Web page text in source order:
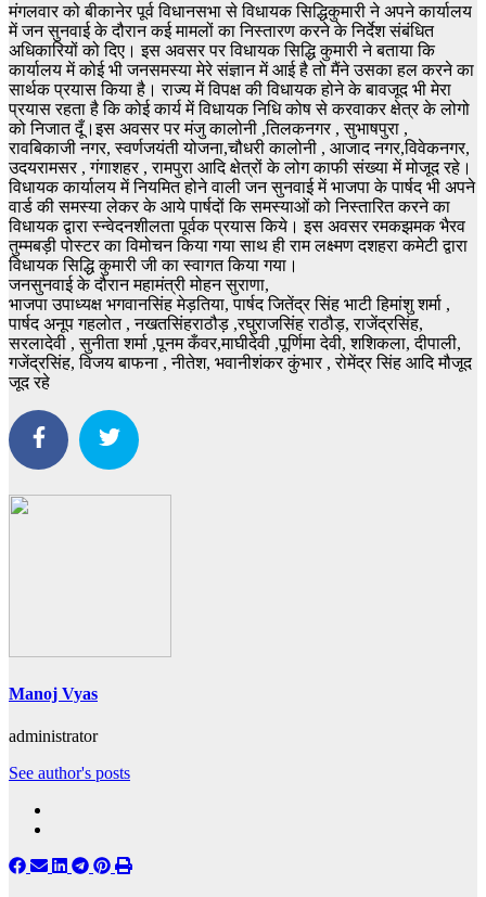
मंगलवार को बीकानेर पूर्व विधानसभा से विधायक सिद्धिकुमारी ने अपने कार्यालय
में जन सुनवाई के दौरान कई मामलों का निस्तारण करने के निर्देश संबंधित
अधिकारियों को दिए। इस अवसर पर विधायक सिद्धि कुमारी ने बताया कि
कार्यालय में कोई भी जनसमस्या मेरे संज्ञान में आई है तो मैंने उसका हल करने का
सार्थक प्रयास किया है। राज्य में विपक्ष की विधायक होने के बावजूद भी मेरा
प्रयास रहता है कि कोई कार्य में विधायक निधि कोष से करवाकर क्षेत्र के लोगो
को निजात दूँ।इस अवसर पर मंजु कालोनी ,तिलकनगर , सुभाषपुरा ,
रावबिकाजी नगर, स्वर्णजयंती योजना,चौधरी कालोनी , आजाद नगर,विवेकनगर,
उदयरामसर , गंगाशहर , रामपुरा आदि क्षेत्रों के लोग काफी संख्या में मोजूद रहे।
विधायक कार्यालय में नियमित होने वाली जन सुनवाई में भाजपा के पार्षद भी अपने
वार्ड की समस्या लेकर के आये पार्षदों कि समस्याओं को निस्तारित करने का
विधायक द्वारा स्न्वेदनशीलता पूर्वक प्रयास किये। इस अवसर रमकझमक भैरव
तुम्मबड़ी पोस्टर का विमोचन किया गया साथ ही राम लक्ष्मण दशहरा कमेटी द्वारा
विधायक सिद्धि कुमारी जी का स्वागत किया गया।
जनसुनवाई के दौरान महामंत्री मोहन सुराणा,
भाजपा उपाध्यक्ष भगवानसिंह मेड़तिया, पार्षद जितेंद्र सिंह भाटी हिमांशु शर्मा ,
पार्षद अनूप गहलोत , नखतसिंहराठौड़ ,रघुराजसिंह राठौड़, राजेंद्रसिंह,
सरलादेवी , सुनीता शर्मा ,पूनम कँवर,माघीदेवी ,पूर्णिमा देवी, शशिकला, दीपाली,
गजेंद्रसिंह, विजय बाफना , नीतेश, भवानीशंकर कुंभार , रोमेंद्र सिंह आदि मौजूद
जूद रहे
Manoj Vyas
administrator
See author's posts